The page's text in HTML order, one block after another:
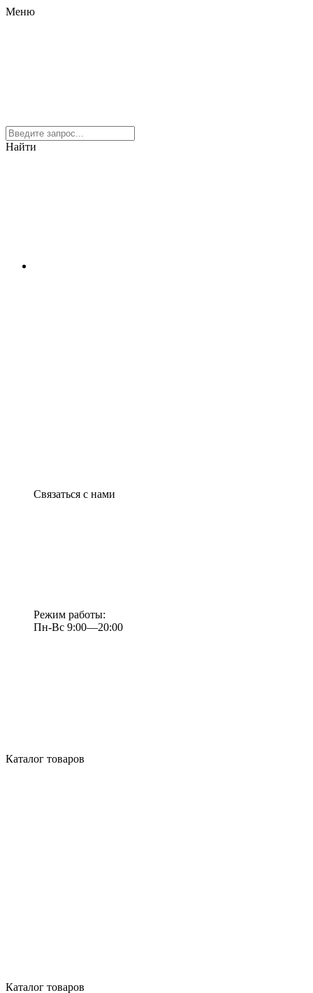
Меню
Найти
Связаться с нами
Режим работы:
Пн-Вс 9:00—20:00
Каталог товаров
Каталог товаров